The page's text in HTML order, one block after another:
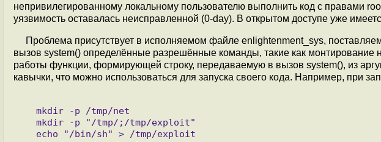
непривилегированному локальному пользователю выполнить код с правами
уязвимость оставалась неисправленной (0-day). В открытом доступе уже
Проблема присутствует в исполняемом файле enlightenment_sys,
вызов system() определённые разрешённые команды, такие как монтирование
работы функции, формирующей строку, передаваемую в вызов system(), из
кавычки, что можно использоваться для запуска своего кода. Например, при